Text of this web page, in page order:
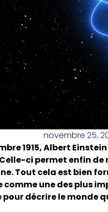
novembre 25,
1915, Albert
Celle-ci permet enfin
Tout cela est bien
comme une des plus
pour décrire le monde